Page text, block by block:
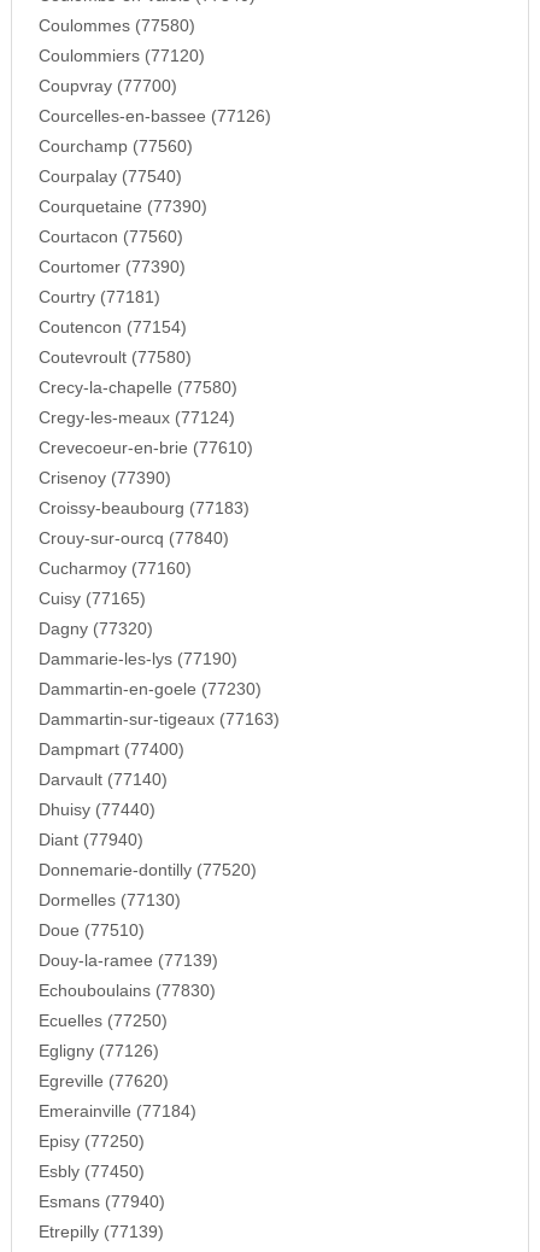
Coulommes (77580)
Coulommiers (77120)
Coupvray (77700)
Courcelles-en-bassee (77126)
Courchamp (77560)
Courpalay (77540)
Courquetaine (77390)
Courtacon (77560)
Courtomer (77390)
Courtry (77181)
Coutencon (77154)
Coutevroult (77580)
Crecy-la-chapelle (77580)
Cregy-les-meaux (77124)
Crevecoeur-en-brie (77610)
Crisenoy (77390)
Croissy-beaubourg (77183)
Crouy-sur-ourcq (77840)
Cucharmoy (77160)
Cuisy (77165)
Dagny (77320)
Dammarie-les-lys (77190)
Dammartin-en-goele (77230)
Dammartin-sur-tigeaux (77163)
Dampmart (77400)
Darvault (77140)
Dhuisy (77440)
Diant (77940)
Donnemarie-dontilly (77520)
Dormelles (77130)
Doue (77510)
Douy-la-ramee (77139)
Echouboulains (77830)
Ecuelles (77250)
Egligny (77126)
Egreville (77620)
Emerainville (77184)
Episy (77250)
Esbly (77450)
Esmans (77940)
Etrepilly (77139)